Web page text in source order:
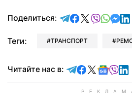
Поделиться: отправить в
поделиться в
Теги: ТРАНСПОРТ
Читайте нас в: Читайте в
Читайте в
Читайте